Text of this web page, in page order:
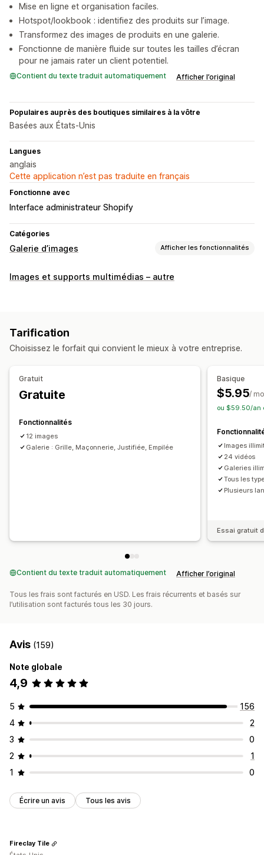
Mise en ligne et organisation faciles.
Hotspot/lookbook : identifiez des produits sur l’image.
Transformez des images de produits en une galerie.
Fonctionne de manière fluide sur toutes les tailles d’écran
pour ne jamais rater un client potentiel.
Contient du texte traduit automatiquement Afficher l’original
Populaires auprès des boutiques similaires à la vôtre
Basées aux États-Unis
Langues
anglais
Cette application n’est pas traduite en français
Fonctionne avec
Interface administrateur Shopify
Catégories
Galerie d’images Afficher les fonctionnalités
Types de galeries
Personnalisation
Styles personnalisés
CSS personnalisées
Légendes
Zoom sur image
Effets de survol
Optimisation pour le format mobile
Images et supports multimédias – autre
Tarification
Choisissez le forfait qui convient le mieux à votre entreprise.
Gratuit
Gratuite
Fonctionnalités
12 images
Galerie : Grille, Maçonnerie, Justifiée, Empilée
Basique
$5.95/
ou $59.50/an
Images
24 vidéos
Galeries
Tous les
Plusieurs
Essai gratuit
Contient du texte traduit automatiquement Afficher l’original
Tous les frais sont facturés en USD. Les frais récurrents et basés sur
l’utilisation sont facturés tous les 30 jours.
Avis (159)
Note globale
4,9
5
156
4
2
3
0
2
1
1
0
Écrire un avis Tous les avis
Fireclay Tile